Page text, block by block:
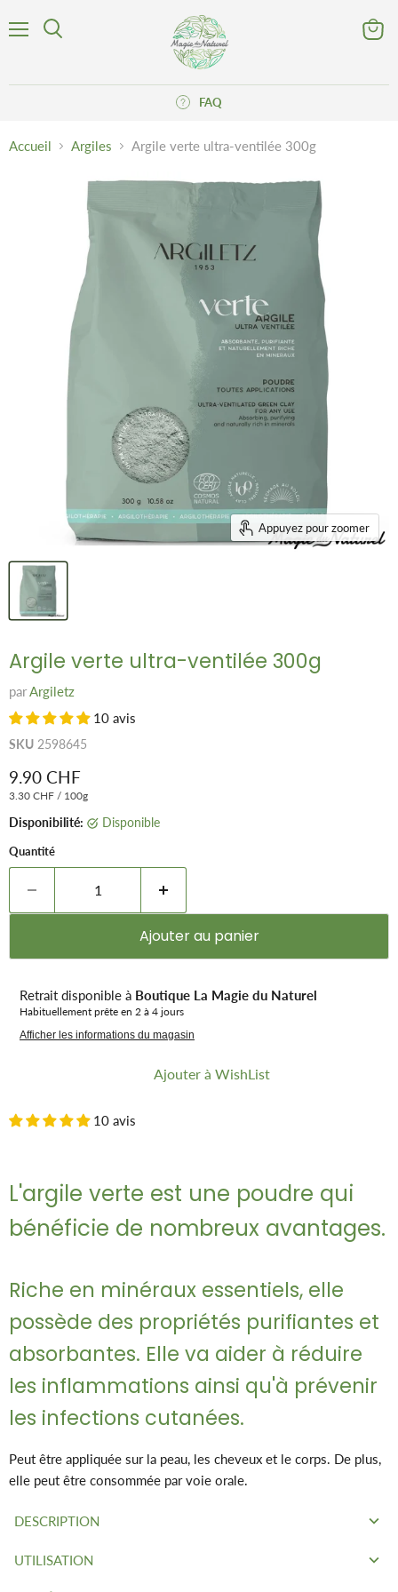
FAQ
Accueil Argiles Argile verte ultra-ventilée 300g
Appuyez pour zoomer
Argile verte ultra-ventilée 300g
parArgiletz
10 avis
SKU 2598645
Prix remisé
9.90 CHF
3.30 CHF / 100g
Disponibilité: Disponible
Quantité
Ajouter au panier
Retrait disponible à Boutique La Magie du Naturel
Habituellement prête en 2 à 4 jours
Afficher les informations du magasin
Ajouter à WishList
10 avis
L'argile verte est une poudre qui
bénéficie de nombreux avantages.
Riche en minéraux essentiels, elle
possède des propriétés purifiantes et
absorbantes. Elle va aider à réduire
les inflammations ainsi qu'à prévenir
les infections cutanées.
Peut être appliquée sur la peau, les cheveux et le corps. De plus,
elle peut être consommée par voie orale.
DESCRIPTION
l'argile peut être intégrée dans une routine cosmétique. Avec
UTILISATION